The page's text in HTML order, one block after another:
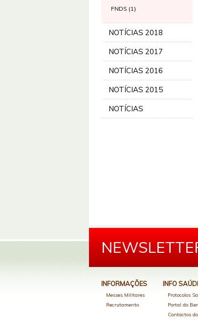
FNDS (1)
NOTÍCIAS 2018
NOTÍCIAS 2017
NOTÍCIAS 2016
NOTÍCIAS 2015
NOTÍCIAS
INFORMAÇÕES
Messes Militares
Recrutamento
INFO
Protocolos
Portal do
Contactos